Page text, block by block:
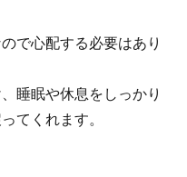
で心配する必要はあり
睡眠や休息をしっかり
てくれます。